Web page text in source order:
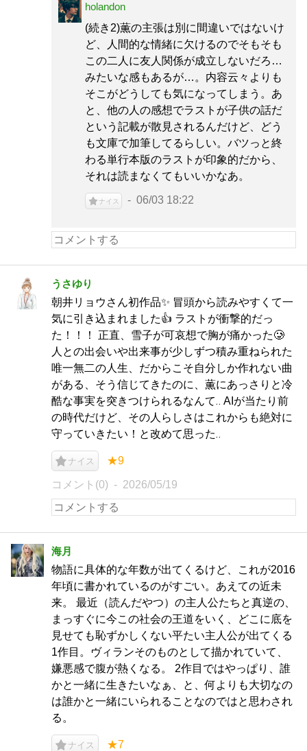
holandon
(続き2)薫の主張は別に間違いではないけ
ど、人間的な情緒に欠けるのでそもそも
この二人に友人関係が成立しないだろ…
みたいな感もあるが…。内容云々よりも
そこがどうしても気になってしまう。あ
と、他の人の感想でラストが子供の話だ
という記載が散見されるんだけど、どう
も文庫で加筆してるらしい。バツっと終
わる単行本版のラストが印象的だから、
それは読まなくてもいいかなあ。
ナイス 06/03 18:22
うさゆり
朝井リョウさん初作品✨ 冒頭から読みやすくて一
気に引き込まれました👍 ラストが衝撃的だっ
た！！！ 正直、雪子が可哀想で胸が痛かった🥲
人との出会いや出来事が少しずつ積み重ねられた
唯一無二の人生、だからこそ自分しか作れない曲
がある、そう信じてきたのに、薫にあっさりと冷
酷な事実を突きつけられるなんて‥ AIが当たり前
の時代だけど、その人らしさはこれからも絶対に
守っていきたい！と改めて思った‥
ナイス ★9
コメント(0) 2026/05/19
海月
物語に具体的な年数が出てくるけど、これが2016
年頃に書かれているのがすごい。あえての近未
来。 最近（読んだやつ）の主人公たちと真逆の、
まっすぐに今この社会の王道をいく、どこに底を
見せても恥ずかしくない平たい主人公が出てくる
1作目。ヴィランそのものとして描かれていて、
嫌悪感で腹が熱くなる。 2作目ではやっぱり、誰
かと一緒に生きたいなぁ、と、何よりも大切なの
は誰かと一緒にいられることなのではと思わされ
る。
ナイス ★7